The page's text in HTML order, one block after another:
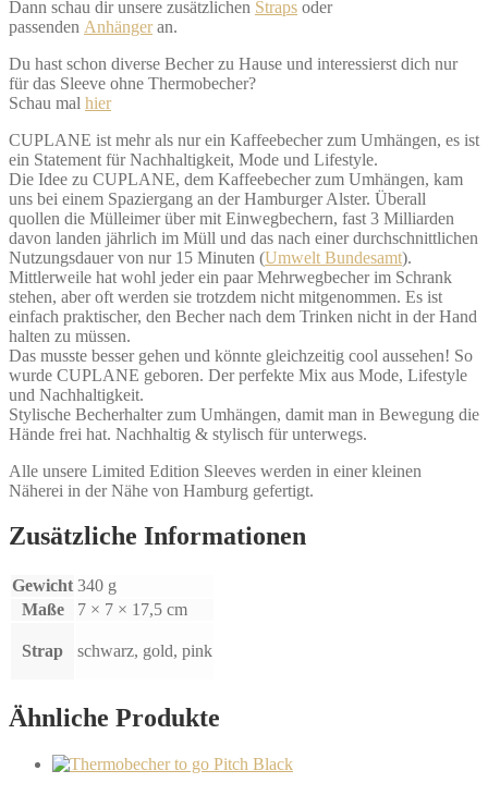
Dann schau dir unsere zusätzlichen Straps oder
passenden Anhängeran.
Du hast schon diverse Becher zu Hause und interessierst dich nur
für das Sleeve ohne Thermobecher?
Schau mal hier
CUPLANE ist mehr als nur ein Kaffeebecher zum Umhängen, es ist
ein Statement für Nachhaltigkeit, Mode und Lifestyle.
Die Idee zu CUPLANE, dem Kaffeebecher zum Umhängen, kam
uns bei einem Spaziergang an der Hamburger Alster. Überall
quollen die Mülleimer über mit Einwegbechern, fast 3 Milliarden
davon landen jährlich im Müll und das nach einer durchschnittlichen
Nutzungsdauer von nur 15 Minuten (Umwelt Bundesamt).
Mittlerweile hat wohl jeder ein paar Mehrwegbecher im Schrank
stehen, aber oft werden sie trotzdem nicht mitgenommen. Es ist
einfach praktischer, den Becher nach dem Trinken nicht in der Hand
halten zu müssen.
Das musste besser gehen und könnte gleichzeitig cool aussehen! So
wurde CUPLANE geboren. Der perfekte Mix aus Mode, Lifestyle
und Nachhaltigkeit.
Stylische Becherhalter zum Umhängen, damit man in Bewegung die
Hände frei hat. Nachhaltig & stylisch für unterwegs.
Alle unsere Limited Edition Sleeves werden in einer kleinen
Näherei in der Nähe von Hamburg gefertigt.
Zusätzliche Informationen
Gewicht 340 g
Maße
7 × 7 × 17,5 cm
Strap schwarz, gold, pink
Ähnliche Produkte